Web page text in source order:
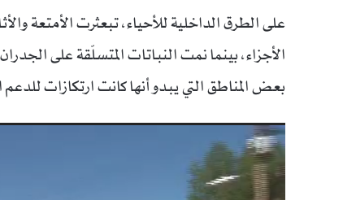
على الطرق الداخلية للأحياء، تبعثرت الأمتعة
الأجزاء، بينما نمت النباتات المتسلّقة على
بعض المناطق التي يبدو أنها كانت ارتكازات
مشغل
الفيديو